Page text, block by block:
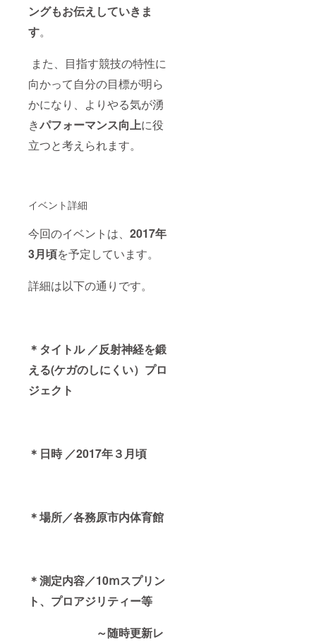
ングもお伝えしていきま
す。
また、目指す競技の特性に
向かって自分の目標が明ら
かになり、よりやる気が湧
きパフォーマンス向上に役
立つと考えられます。
イベント詳細
今回のイベントは、 2017年
3月頃を予定しています。
詳細は以下の通りです。
＊タイトル ／反射神経を鍛
える(ケガのしにくい）プロ
ジェクト
＊日時 ／2017年３月頃
＊場所／各務原市内体育館
＊測定内容／10ⅿスプリン
ト、プロアジリティー等
～随時更新レ